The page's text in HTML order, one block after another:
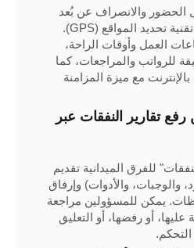
والانصراف عن بُعد
عبر التطبيق باستخدام تقنية تحديد المواقع (GPS).
العمل وأوقات الراحة،
للرواتب والمراجعات، كما
مع ميزة المزامنة
تقارير النفقات عبر
للفرق الميدانية تقديم
والوجبات، والأدوات) وإرفاق
يمكن للمسؤولين مراجعة
أو رفضها، أو التعليق